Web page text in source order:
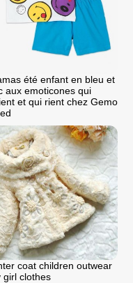
été enfant en bleu et
aux emoticones qui
et qui rient chez Gemo
coat children outwear
girl clothes